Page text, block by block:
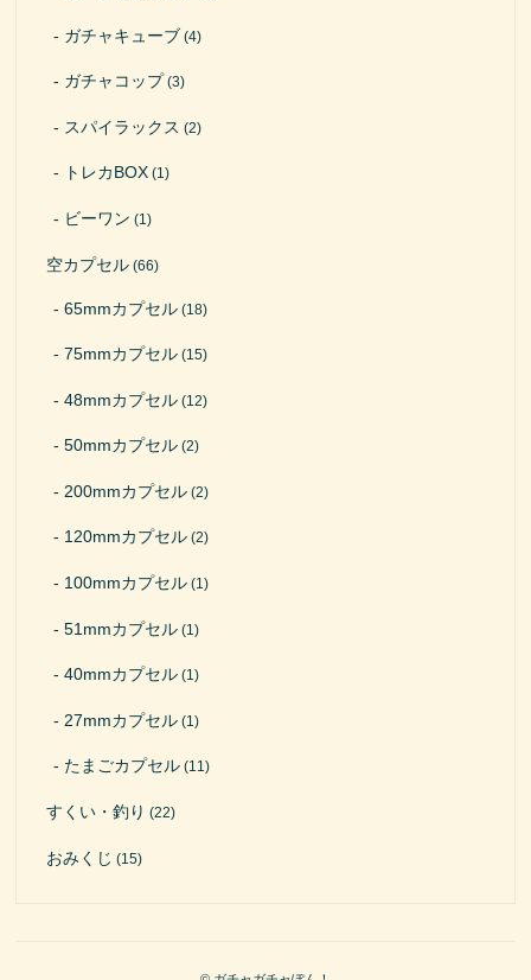
ガチャキューブ (4)
ガチャコップ(3)
スパイラックス (2)
トレカBOX (1)
ビーワン (1)
空カプセル (66)
65mmカプセル (18)
75mmカプセル (15)
48mmカプセル (12)
50mmカプセル (2)
200mmカプセル (2)
120mmカプセル (2)
100mmカプセル (1)
51mmカプセル (1)
40mmカプセル (1)
27mmカプセル (1)
たまごカプセル (11)
すくい・釣り (22)
おみくじ (15)